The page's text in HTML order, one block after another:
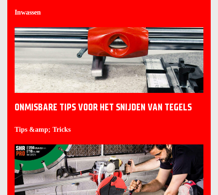
Inwassen
ONMISBARE TIPS VOOR HET SNIJDEN VAN TEGELS
Tips &amp; Tricks